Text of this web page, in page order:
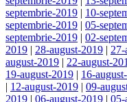
septembrie-2019 | 10-
septembrie-2019 | 05-
septembrie-2019 | 02-
2019 | 28-august-2019 |
august-2019 | 22-august-
19-august-2019 | 16-
| 12-august-2019 | 09-
2019 | 06-august-2019 | 05-